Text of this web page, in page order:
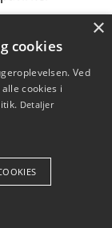
om
×
cookies
Ved
cookies i
Detaljer